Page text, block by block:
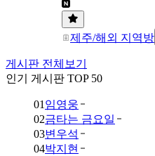
제주/해외 지역방
게시판 전체보기
인기 게시판 TOP 50
01 임영웅
02금타는 금요일
03변우석
04박지현